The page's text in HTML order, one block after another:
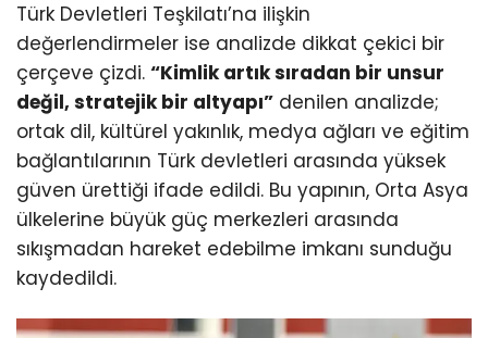
Türk Devletleri Teşkilatı’na ilişkin
değerlendirmeler ise analizde dikkat çekici bir
çerçeve çizdi. “Kimlik artık sıradan bir unsur
değil, stratejik bir altyapı” denilen analizde;
ortak dil, kültürel yakınlık, medya ağları ve eğitim
bağlantılarının Türk devletleri arasında yüksek
güven ürettiği ifade edildi. Bu yapının, Orta Asya
ülkelerine büyük güç merkezleri arasında
sıkışmadan hareket edebilme imkanı sunduğu
kaydedildi.